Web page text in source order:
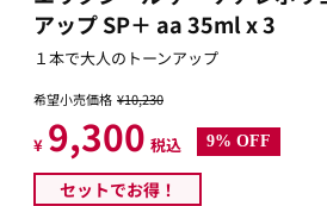
アップ SP＋ aa 35ml x 3
１本で大人のトーンアップ
希望小売価格 ¥10,230
¥ 9,300 税込 9% OFF
セットでお得！